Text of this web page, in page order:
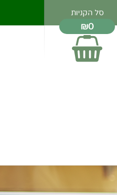
סל הקניות
₪0